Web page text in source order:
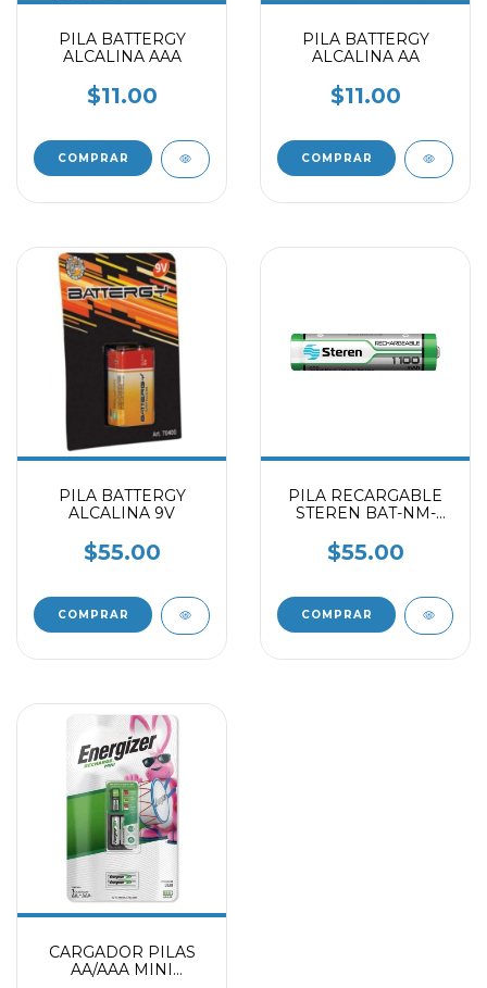
PILA BATTERGY
ALCALINA AAA
$11.00
PILA BATTERGY
ALCALINA AA
$11.00
PILA BATTERGY
ALCALINA 9V
$55.00
PILA RECARGABLE
STEREN BAT-NM-
$55.00
CARGADOR PILAS
AA/AAA MINI